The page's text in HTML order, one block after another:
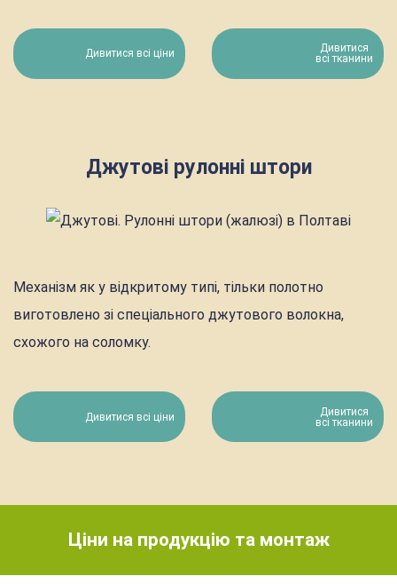
Дивитися всі ціни
Дивитися
всі тканини
Джутові рулонні штори
Механізм як у відкритому типі, тільки полотно
виготовлено зі спеціального джутового волокна,
схожого на соломку.
Дивитися всі ціни
Дивитися
всі тканини
Ціни на продукцію та монтаж